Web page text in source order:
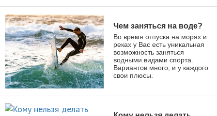
ВИДЫ СПОРТА
Чем заняться на воде?
Во время отпуска на морях и
реках у Вас есть уникальная
возможность заняться
водными видами спорта.
Вариантов много, и у каждого
свои плюсы.